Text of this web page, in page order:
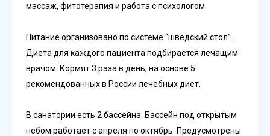
массаж, фитотерапия и работа с психологом.
Питание организовано по системе “шведский стол”.
Диета для каждого пациента подбирается лечащим
врачом. Кормят 3 раза в день, на основе 5
рекомендованных в России лечебных диет.
В санатории есть 2 бассейна. Бассейн под открытым
небом работает с апреля по октябрь. Предусмотрены